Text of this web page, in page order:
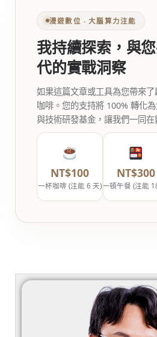
漫遊數位 ‧ 大腦算力注能
我持續探索，與
代的實戰洞察
如果這篇文章或工具為您帶來
咖啡。您的支持將 100% 轉化
與技術研發基金，讓我們一同在
NT$100
一杯咖啡 (注能 6 天)
NT$300
一頓午餐 (注能